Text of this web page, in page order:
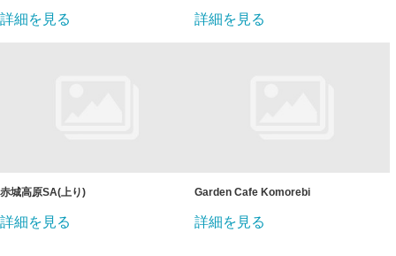
詳細を見る 詳細を見る
赤城高原SA(上り)
詳細を見る
Garden Cafe Komorebi
詳細を見る